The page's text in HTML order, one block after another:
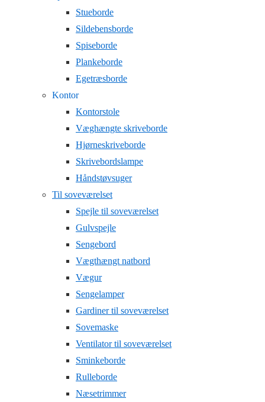
Stueborde
Sildebensborde
Spiseborde
Plankeborde
Egetræsborde
Kontor
Kontorstole
Væghængte skriveborde
Hjørneskriveborde
Skrivebordslampe
Håndstøvsuger
Til soveværelset
Spejle til soveværelset
Gulvspejle
Sengebord
Vægthængt natbord
Vægur
Sengelamper
Gardiner til soveværelset
Sovemaske
Ventilator til soveværelset
Sminkeborde
Rulleborde
Næsetrimmer